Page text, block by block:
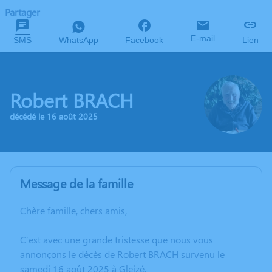
Partager
SMS WhatsApp Facebook E-mail Lien
Robert BRACH
décédé le 16 août 2025
Message de la famille
Chère famille, chers amis,
C’est avec une grande tristesse que nous vous
annonçons le décès de Robert BRACH survenu le
samedi 16 août 2025 à Gleizé.